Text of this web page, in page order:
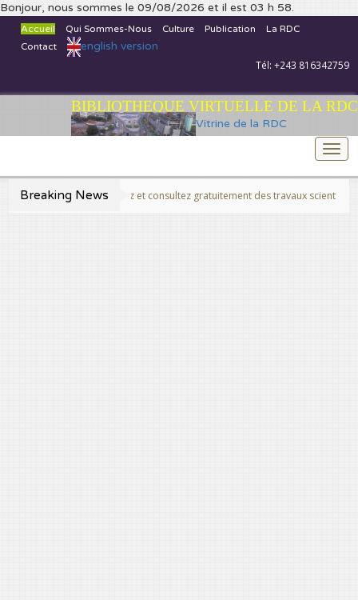
Bonjour, nous sommes le 09/08/2026 et il est 03 h 58.
Accueil Qui Sommes-Nous Culture Publication
La RDC
Contact
english version
Tél: +243 816342759
Vitrine de la RDC
BIBLIOTHEQUE VIRTUELLE DE LA RDC
Breaking News
>>Publiez et consultez gratuitement des travaux scientifiques